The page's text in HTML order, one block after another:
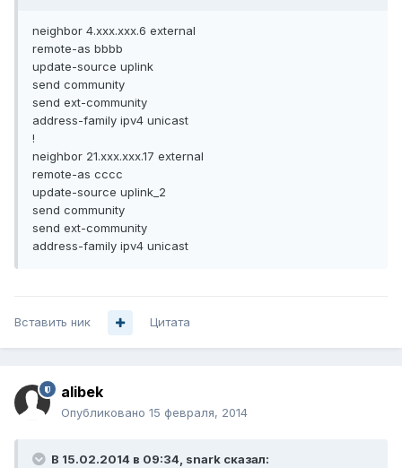
neighbor 4.xxx.xxx.6 external
remote-as bbbb
update-source uplink
send community
send ext-community
address-family ipv4 unicast
!
neighbor 21.xxx.xxx.17 external
remote-as cccc
update-source uplink_2
send community
send ext-community
address-family ipv4 unicast
Вставить ник Цитата
alibek
Опубликовано 15 февраля, 2014
В 15.02.2014 в 09:34, snark сказал: